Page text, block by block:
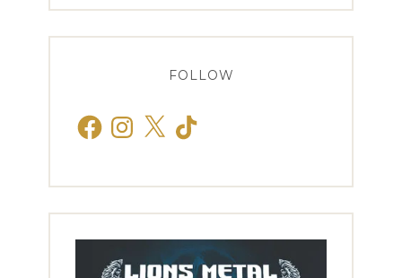
FOLLOW
FacebookInstagram
X TikTok